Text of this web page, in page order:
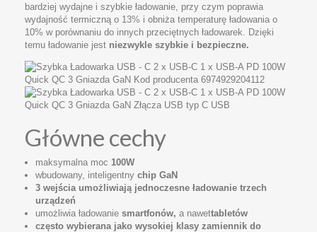
bardziej wydajne i szybkie ładowanie, przy czym poprawia
wydajność termiczną o 13% i obniża temperaturę ładowania o
10% w porównaniu do innych przeciętnych ładowarek. Dzięki
temu ładowanie jest niezwykle szybkie i bezpieczne.
Główne cechy
maksymalna moc 100W
wbudowany, inteligentny chip GaN
3 wejścia umożliwiają jednoczesne ładowanie trzech
urządzeń
umożliwia ładowanie smartfonów, a nawettabletów
często wybierana jako wysokiej klasy zamiennik do